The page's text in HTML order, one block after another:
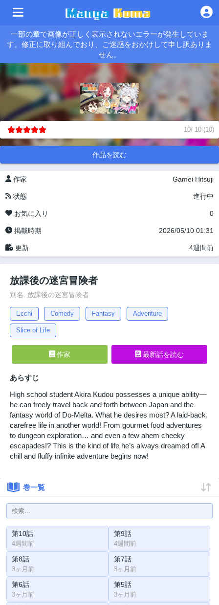
一部の章で画像が正しく表示されないエラーが発生していま
す。修正に取り組んでおり、ご迷惑をおかけして申し訳ありま
せん。
10/ 10 (10)
作品を読む
作家 Gamei Hitsuji
状態 進行中
お気に入り 0
掲載時期 2026/05/10 01:31
更新 4週間前
放課後の迷宮冒険者
別名: 放課後の迷宮冒険者
Ecchi Comedy Fantasy Adventure
Slice of Life
作家 最新話を読む
あらすじ
High school student Akira Kudou possesses a unique ability—
he can freely travel back and forth between Japan and the
fantasy world of Do-Melta. What he desires most? A laid-back,
carefree life in another world! From gourmet food adventures
to dungeon exploration… and even a few ahem cheeky
escapades!? This is the kind of life he’s always dreamed of! A
chill and fluffy infinite adventure begins now!
巻一覧
第10話
4週間前
第9話
4週間前
第8話
3ヶ月前
第7話
3ヶ月前
第6話
3ヶ月前
第5話
3ヶ月前